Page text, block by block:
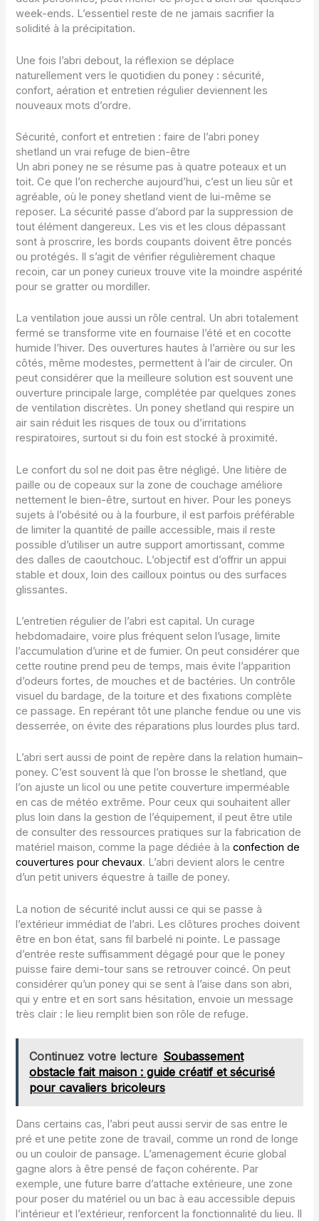
week-ends. L’essentiel reste de ne jamais sacrifier la
solidité à la précipitation.
Une fois l’abri debout, la réflexion se déplace
naturellement vers le quotidien du poney : sécurité,
confort, aération et entretien régulier deviennent les
nouveaux mots d’ordre.
Sécurité, confort et entretien : faire de l’abri poney
shetland un vrai refuge de bien-être
Un abri poney ne se résume pas à quatre poteaux et un
toit. Ce que l’on recherche aujourd’hui, c’est un lieu sûr et
agréable, où le poney shetland vient de lui-même se
reposer. La sécurité passe d’abord par la suppression de
tout élément dangereux. Les vis et les clous dépassant
sont à proscrire, les bords coupants doivent être poncés
ou protégés. Il s’agit de vérifier régulièrement chaque
recoin, car un poney curieux trouve vite la moindre aspérité
pour se gratter ou mordiller.
La ventilation joue aussi un rôle central. Un abri totalement
fermé se transforme vite en fournaise l’été et en cocotte
humide l’hiver. Des ouvertures hautes à l’arrière ou sur les
côtés, même modestes, permettent à l’air de circuler. On
peut considérer que la meilleure solution est souvent une
ouverture principale large, complétée par quelques zones
de ventilation discrètes. Un poney shetland qui respire un
air sain réduit les risques de toux ou d’irritations
respiratoires, surtout si du foin est stocké à proximité.
Le confort du sol ne doit pas être négligé. Une litière de
paille ou de copeaux sur la zone de couchage améliore
nettement le bien-être, surtout en hiver. Pour les poneys
sujets à l’obésité ou à la fourbure, il est parfois préférable
de limiter la quantité de paille accessible, mais il reste
possible d’utiliser un autre support amortissant, comme
des dalles de caoutchouc. L’objectif est d’offrir un appui
stable et doux, loin des cailloux pointus ou des surfaces
glissantes.
L’entretien régulier de l’abri est capital. Un curage
hebdomadaire, voire plus fréquent selon l’usage, limite
l’accumulation d’urine et de fumier. On peut considérer que
cette routine prend peu de temps, mais évite l’apparition
d’odeurs fortes, de mouches et de bactéries. Un contrôle
visuel du bardage, de la toiture et des fixations complète
ce passage. En repérant tôt une planche fendue ou une vis
desserrée, on évite des réparations plus lourdes plus tard.
L’abri sert aussi de point de repère dans la relation humain–
poney. C’est souvent là que l’on brosse le shetland, que
l’on ajuste un licol ou une petite couverture imperméable
en cas de météo extrême. Pour ceux qui souhaitent aller
plus loin dans la gestion de l’équipement, il peut être utile
de consulter des ressources pratiques sur la fabrication de
matériel maison, comme la page dédiée à laconfection de
couvertures pour chevaux. L’abri devient alors le centre
d’un petit univers équestre à taille de poney.
La notion de sécurité inclut aussi ce qui se passe à
l’extérieur immédiat de l’abri. Les clôtures proches doivent
être en bon état, sans fil barbelé ni pointe. Le passage
d’entrée reste suffisamment dégagé pour que le poney
puisse faire demi-tour sans se retrouver coincé. On peut
considérer qu’un poney qui se sent à l’aise dans son abri,
qui y entre et en sort sans hésitation, envoie un message
très clair : le lieu remplit bien son rôle de refuge.
Continuez votre lecture Soubassement
obstacle fait maison : guide créatif et sécurisé
pour cavaliers bricoleurs
Dans certains cas, l’abri peut aussi servir de sas entre le
pré et une petite zone de travail, comme un rond de longe
ou un couloir de pansage. L’amenagement écurie global
gagne alors à être pensé de façon cohérente. Par
exemple, une future barre d’attache extérieure, une zone
pour poser du matériel ou un bac à eau accessible depuis
l’intérieur et l’extérieur, renforcent la fonctionnalité du lieu. Il